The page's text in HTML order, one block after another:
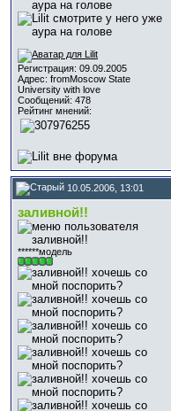
Регистрация: 09.09.2005
Адрес: fromMoscow State
University with love
Сообщений: 478
Рейтинг мнений:
10.05.2006, 13:01
заливной!!
******модель